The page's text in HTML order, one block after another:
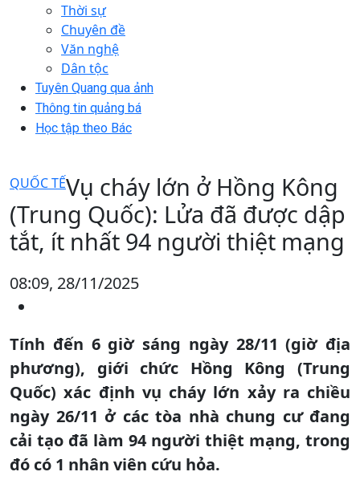
Thời sự
Chuyên đề
Văn nghệ
Dân tộc
Tuyên Quang qua ảnh
Thông tin quảng bá
Học tập theo Bác
QUỐC TẾVụ cháy lớn ở Hồng Kông
(Trung Quốc): Lửa đã được dập
tắt, ít nhất 94 người thiệt mạng
08:09, 28/11/2025
Tính đến 6 giờ sáng ngày 28/11 (giờ địa
phương), giới chức Hồng Kông (Trung
Quốc) xác định vụ cháy lớn xảy ra chiều
ngày 26/11 ở các tòa nhà chung cư đang
cải tạo đã làm 94 người thiệt mạng, trong
đó có 1 nhân viên cứu hỏa.